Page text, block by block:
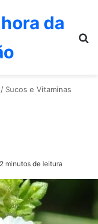
da
/ Sucos e Vitaminas
2 minutos de leitura